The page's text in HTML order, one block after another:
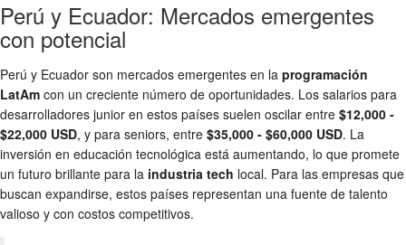
Perú y Ecuador: Mercados emergentes
con potencial
Perú y Ecuador son mercados emergentes en la programación
LatAm con un creciente número de oportunidades. Los salarios para
desarrolladores junior en estos países suelen oscilar entre $12,000 -
$22,000 USD, y para seniors, entre $35,000 - $60,000 USD. La
inversión en educación tecnológica está aumentando, lo que promete
un futuro brillante para la industria tech local. Para las empresas que
buscan expandirse, estos países representan una fuente de talento
valioso y con costos competitivos.